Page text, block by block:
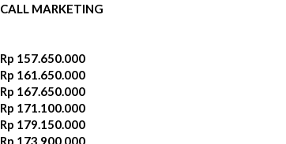
CALL MARKETING
Rp 157.650.000
Rp 161.650.000
Rp 167.650.000
Rp 171.100.000
Rp 179.150.000
Rp 173.900.000